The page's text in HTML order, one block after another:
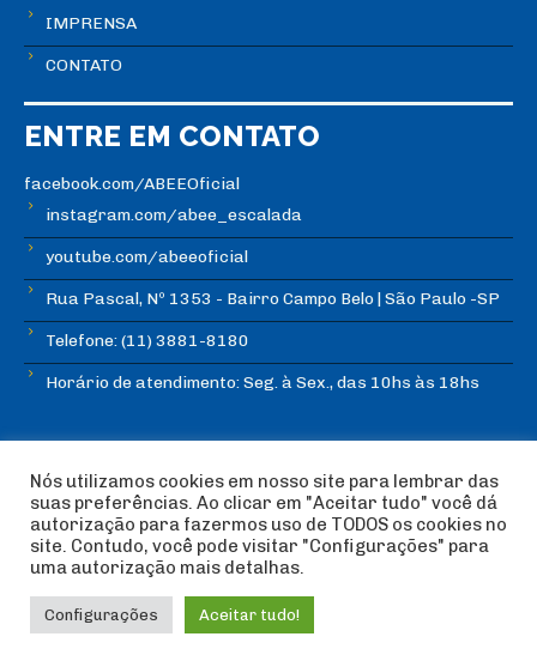
IMPRENSA
CONTATO
ENTRE EM CONTATO
facebook.com/ABEEOficial
instagram.com/abee_escalada
youtube.com/abeeoficial
Rua Pascal, Nº 1353 - Bairro Campo Belo | São Paulo -SP
Telefone: (11) 3881-8180
Horário de atendimento: Seg. à Sex., das 10hs às 18hs
© Copyright ABEE | Associação Brasileira de Escalada
Esportiva 2018 | Design:
Imagética Design
Nós utilizamos cookies em nosso site para lembrar das
suas preferências. Ao clicar em "Aceitar tudo" você dá
autorização para fazermos uso de TODOS os cookies no
site. Contudo, você pode visitar "Configurações" para
uma autorização mais detalhas.
Configurações Aceitar tudo!